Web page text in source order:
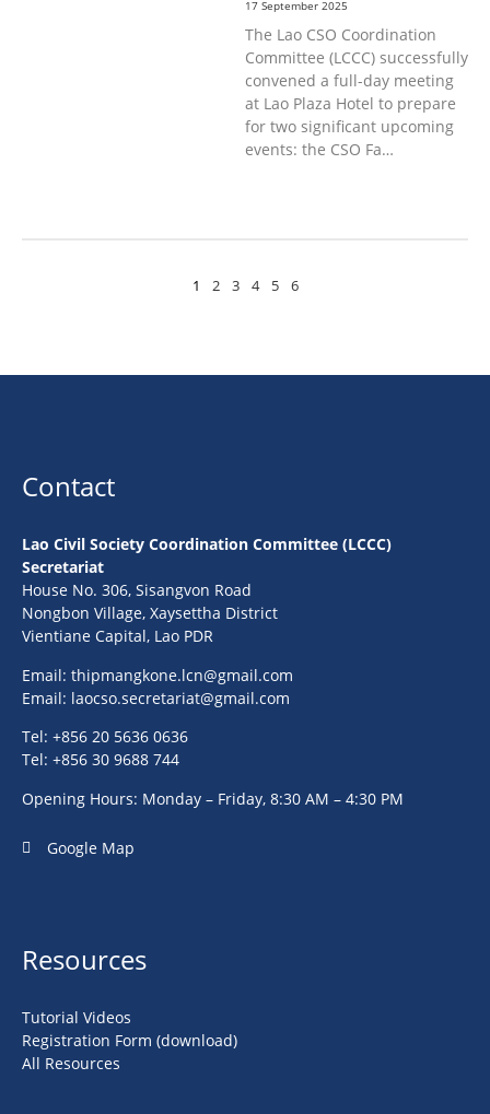
17 September 2025
The Lao CSO Coordination
Committee (LCCC) successfully
convened a full-day meeting
at Lao Plaza Hotel to prepare
for two significant upcoming
events: the CSO Fa…
1 2 3 4 5 6
Contact
Lao Civil Society Coordination Committee (LCCC)
Secretariat
House No. 306, Sisangvon Road
Nongbon Village, Xaysettha District
Vientiane Capital, Lao PDR
Email: thipmangkone.lcn@gmail.com
Email: laocso.secretariat@gmail.com
Tel: +856 20 5636 0636
Tel: +856 30 9688 744
Opening Hours: Monday – Friday, 8:30 AM – 4:30 PM
Google Map
Resources
Tutorial Videos
Registration Form (download)
All Resources